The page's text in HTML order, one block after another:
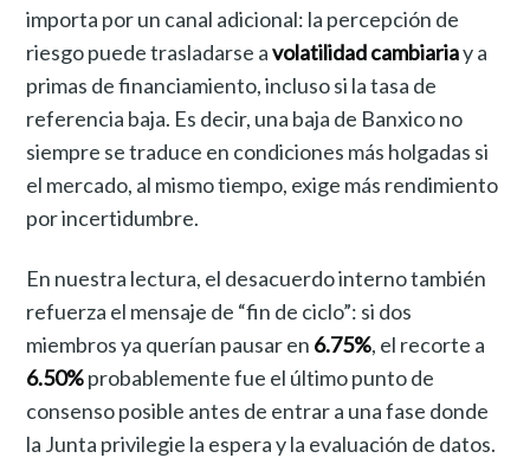
importa por un canal adicional: la percepción de
riesgo puede trasladarse avolatilidad cambiariay a
primas de financiamiento, incluso si la tasa de
referencia baja. Es decir, una baja de Banxico no
siempre se traduce en condiciones más holgadas si
el mercado, al mismo tiempo, exige más rendimiento
por incertidumbre.
En nuestra lectura, el desacuerdo interno también
refuerza el mensaje de “fin de ciclo”: si dos
miembros ya querían pausar en 6.75%, el recorte a
6.50%probablemente fue el último punto de
consenso posible antes de entrar a una fase donde
la Junta privilegie la espera y la evaluación de datos.